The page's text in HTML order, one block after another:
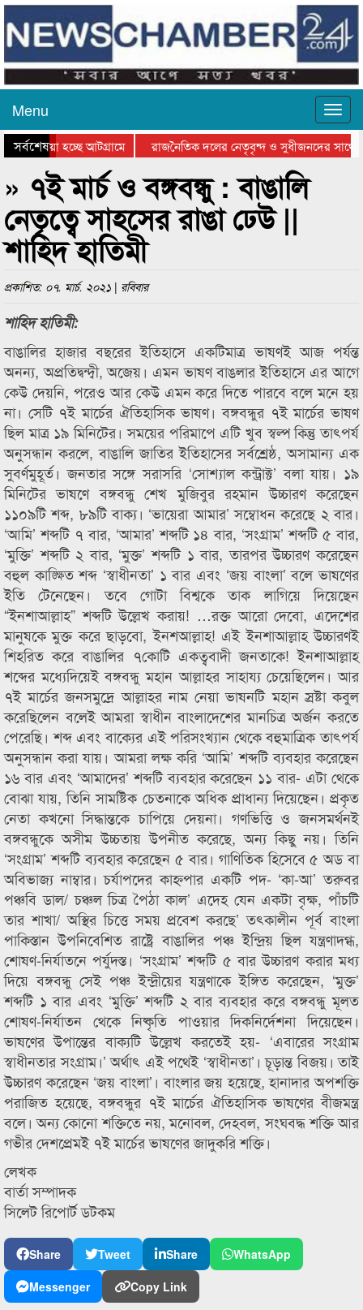
Menu
সর্বশেষ
যাওয়া হচ্ছে আটগ্রামে
রাজনৈতিক দলের নেতৃবৃন্দ ও সুধীজনদের সাথে
পুরস্কার বিতরণ সম্পন্ন
সিলেটে বাংলাদেশ গ্রুপ থিয়েটার
» ৭ই মার্চ ও বঙ্গবন্ধু : বাঙালি
নেতৃত্বে সাহসের রাঙা ঢেউ ||
শাহিদ হাতিমী
প্রকাশিত: ০৭. মার্চ. ২০২১ | রবিবার
শাহিদ হাতিমী:
বাঙালির হাজার বছরের ইতিহাসে একটিমাত্র ভাষণই আজ পর্যন্ত
অনন্য, অপ্রতিদ্বন্দ্বী, অজেয়। এমন ভাষণ বাঙলার ইতিহাসে এর আগে
কেউ দেয়নি, পরেও আর কেউ এমন করে দিতে পারবে বলে মনে হয়
না। সেটি ৭ই মার্চের ঐতিহাসিক ভাষণ। বঙ্গবন্ধুর ৭ই মার্চের ভাষণ
ছিল মাত্র ১৯ মিনিটের। সময়ের পরিমাপে এটি খুব স্বল্প কিন্তু তাৎপর্য
অনুসন্ধান করলে, বাঙালি জাতির ইতিহাসের সর্বশ্রেষ্ঠ, অসামান্য এক
সুবর্ণমুহূর্ত। জনতার সঙ্গে সরাসরি ‘সোশ্যাল কন্ট্রাক্ট’ বলা যায়। ১৯
মিনিটের ভাষণে বঙ্গবন্ধু শেখ মুজিবুর রহমান উচ্চারণ করেছেন
১১০৯টি শব্দ, ৮৯টি বাক্য। ‘ভায়েরা আমার’ সম্বোধন করেছে ২ বার।
‘আমি’ শব্দটি ৭ বার, ‘আমার’ শব্দটি ১৪ বার, ‘সংগ্রাম’ শব্দটি ৫ বার,
‘মুক্তি’ শব্দটি ২ বার, ‘মুক্ত’ শব্দটি ১ বার, তারপর উচ্চারণ করেছেন
বহুল কাঙ্ক্ষিত শব্দ ‘স্বাধীনতা’ ১ বার এবং ‘জয় বাংলা’ বলে ভাষণের
ইতি টেনেছেন। তবে গোটা বিশ্বকে তাক লাগিয়ে দিয়েছেন
“ইনশাআল্লাহ” শব্দটি উল্লেখ করায়! …রক্ত আরো দেবো, এদেশের
মানুষকে মুক্ত করে ছাড়বো, ইনশআল্লাহ! এই ইনশাআল্লাহ উচ্চারণই
শিহরিত করে বাঙালির ৭কোটি একত্ববাদী জনতাকে! ইনশাআল্লাহ
শব্দের মধ্যেদিয়েই বঙ্গবন্ধু মহান আল্লাহর সাহায্য চেয়েছিলেন। আর
৭ই মার্চের জনসমুদ্রে আল্লাহর নাম নেয়া ভাষনটি মহান স্রষ্টা কবুল
করেছিলেন বলেই আমরা স্বাধীন বাংলাদেশের মানচিত্র অর্জন করতে
পেরেছি। শব্দ এবং বাক্যের এই পরিসংখ্যান থেকে বহুমাত্রিক তাৎপর্য
অনুসন্ধান করা যায়। আমরা লক্ষ করি ‘আমি’ শব্দটি ব্যবহার করেছেন
১৬ বার এবং ‘আমাদের’ শব্দটি ব্যবহার করেছেন ১১ বার- এটা থেকে
বোঝা যায়, তিনি সামষ্টিক চেতনাকে অধিক প্রাধান্য দিয়েছেন। প্রকৃত
নেতা কখনো সিদ্ধান্তকে চাপিয়ে দেয়না। গণভিত্তি ও জনসমর্থনই
বঙ্গবন্ধুকে অসীম উচ্চতায় উপনীত করেছে, অন্য কিছু নয়। তিনি
‘সংগ্রাম’ শব্দটি ব্যবহার করেছেন ৫ বার। গাণিতিক হিসেবে ৫ অড বা
অবিভাজ্য নাম্বার। চর্যাপদের কাহ্নপার একটি পদ- ‘কা-আ’ তরুবর
পঞ্চবি ডাল/ চঞ্চল চিত্র পৈঠা কাল’ এদেহ যেন একটা বৃক্ষ, পাঁচটি
তার শাখা/ অস্থির চিত্তে সময় প্রবেশ করছে’ তৎকালীন পূর্ব বাংলা
পাকিস্তান উপনিবেশিত রাষ্ট্রে বাঙালির পঞ্চ ইন্দ্রিয় ছিল যন্ত্রণাদগ্ধ,
শোষণ-নির্যাতনে পর্যুদস্ত। ‘সংগ্রাম’ শব্দটি ৫ বার উচ্চারণ করার মধ্য
দিয়ে বঙ্গবন্ধু সেই পঞ্চ ইন্দ্রীয়ের যন্ত্রণাকে ইঙ্গিত করেছেন, ‘মুক্ত’
শব্দটি ১ বার এবং ‘মুক্তি’ শব্দটি ২ বার ব্যবহার করে বঙ্গবন্ধু মূলত
শোষণ-নির্যাতন থেকে নিষ্কৃতি পাওয়ার দিকনির্দেশনা দিয়েছেন।
ভাষণের উপান্তের বাক্যটি উল্লেখ করতেই হয়- ‘এবারের সংগ্রাম
স্বাধীনতার সংগ্রাম।’ অর্থাৎ এই পথেই ‘স্বাধীনতা’। চূড়ান্ত বিজয়। তাই
উচ্চারণ করেছেন ‘জয় বাংলা’। বাংলার জয় হয়েছে, হানাদার অপশক্তি
পরাজিত হয়েছে, বঙ্গবন্ধুর ৭ই মার্চের ঐতিহাসিক ভাষণের বীজমন্ত্র
বলে। অন্য কোনো শক্তিতে নয়, মনোবল, দেহবল, সংঘবদ্ধ শক্তি আর
গভীর দেশপ্রেমই ৭ই মার্চের ভাষণের জাদুকরি শক্তি।
লেখক
বার্তা সম্পাদক
সিলেট রিপোর্ট ডটকম
Share Tweet Share
WhatsApp
Messenger
Copy Link